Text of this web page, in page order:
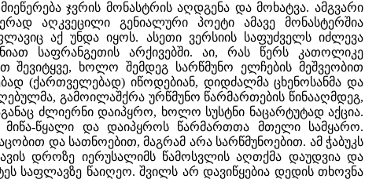
ჯვრის მონასტრის აღდგენა და მოხატვა. ამგვარი
აღკვეცილი გენიალური პოეტი ამავე მონასტერშია
აქ უნდა იყოს. ასეთი ვერსიის საფუძველს იძლევა
საფრანგეთის არქივებში. აი, რას წერს კათოლიკე
შევიტყვე, ხოლო შემდეგ სარწმუნო ელჩების მეშვეობით
(ქართველებად) იწოდებიან, დიდძალმა ცხენოსანმა და
გამოილაშქრა ურწმუნო წარმართების წინააღმდეგ,
ძლიერნი დაიპყრო, ხოლო სუსტნი ნაცარტუტად აქცია.
მიწა-წყალი და დაიპყროს წარმართთა მთელი სამყარო.
და სათნოებით, მაგრამ არა სარწმუნოებით. ამ ჭაბუკს
დროზე იერუსალიმს წამოსვლის აღთქმა დაუდვია და
საფლავზე წაიღეო. შვილს არ დავიწყებია დედის თხოვნა